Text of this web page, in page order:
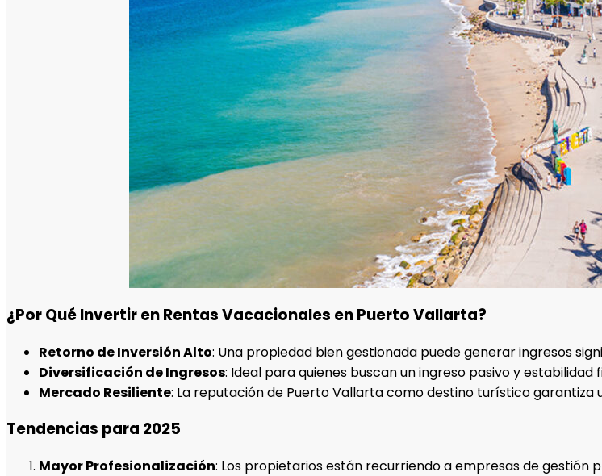
¿Por Qué Invertir en Rentas Vacacionales en Puerto Vallarta?
Retorno de Inversión Alto: Una propiedad bien gestionada puede generar ingresos
Diversificación de Ingresos: Ideal para quienes buscan un ingreso pasivo y estabilidad
Mercado Resiliente: La reputación de Puerto Vallarta como destino turístico
Tendencias para 2025
Mayor Profesionalización: Los propietarios están recurriendo a empresas de gestión